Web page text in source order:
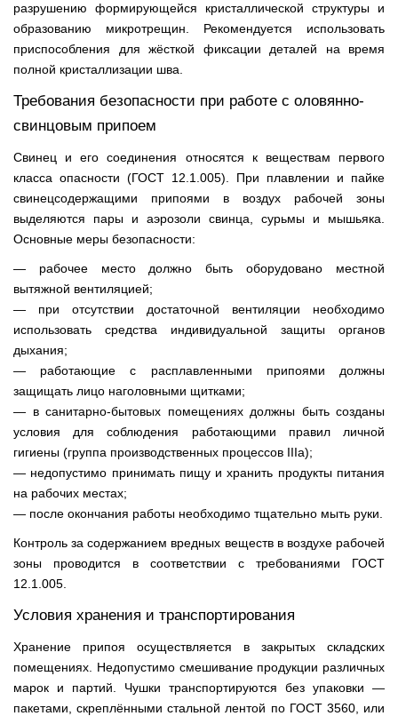
разрушению формирующейся кристаллической структуры и
образованию микротрещин. Рекомендуется использовать
приспособления для жёсткой фиксации деталей на время
полной кристаллизации шва.
Требования безопасности при работе с оловянно-
свинцовым припоем
Свинец и его соединения относятся к веществам первого
класса опасности (ГОСТ 12.1.005). При плавлении и пайке
свинецсодержащими припоями в воздух рабочей зоны
выделяются пары и аэрозоли свинца, сурьмы и мышьяка.
Основные меры безопасности:
— рабочее место должно быть оборудовано местной
вытяжной вентиляцией;
— при отсутствии достаточной вентиляции необходимо
использовать средства индивидуальной защиты органов
дыхания;
— работающие с расплавленными припоями должны
защищать лицо наголовными щитками;
— в санитарно-бытовых помещениях должны быть созданы
условия для соблюдения работающими правил личной
гигиены (группа производственных процессов IIIа);
— недопустимо принимать пищу и хранить продукты питания
на рабочих местах;
— после окончания работы необходимо тщательно мыть руки.
Контроль за содержанием вредных веществ в воздухе рабочей
зоны проводится в соответствии с требованиями ГОСТ
12.1.005.
Условия хранения и транспортирования
Хранение припоя осуществляется в закрытых складских
помещениях. Недопустимо смешивание продукции различных
марок и партий. Чушки транспортируются без упаковки —
пакетами, скреплёнными стальной лентой по ГОСТ 3560, или